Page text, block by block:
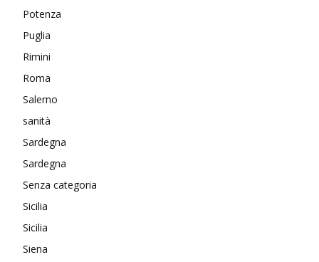
Potenza
Puglia
Rimini
Roma
Salerno
sanità
Sardegna
Sardegna
Senza categoria
Sicilia
Sicilia
Siena